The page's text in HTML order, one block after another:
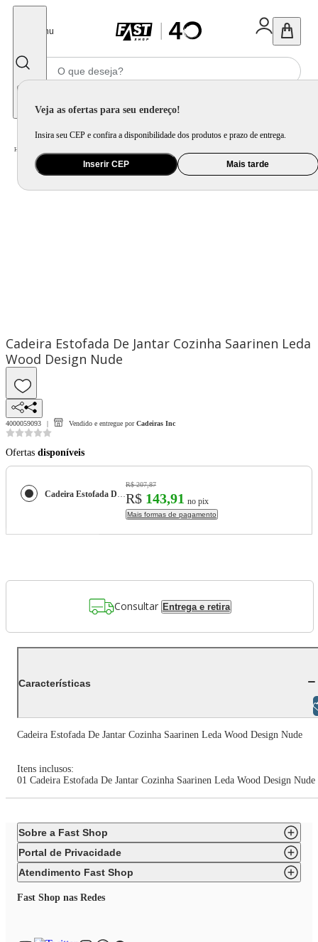
Menu
Veja as ofertas para seu endereço!
Insira seu CEP e confira a disponibilidade dos produtos e prazo de entrega.
Inserir CEP Mais tarde
Home
Cadeira Estofada De Jantar Cozinha Saarinen Leda
Wood Design Nude
4000059093 Vendido e entregue por Cadeiras Inc
Ofertas disponíveis
Cadeira Estofada De Jantar Cozinha Saarinen Leda Wood Design Nude
R$ 207,87
R$ 143,91 no pix
Mais formas de pagamento
Consultar Entrega e retira
Características
Cadeira Estofada De Jantar Cozinha Saarinen Leda Wood Design Nude
Itens inclusos:
01 Cadeira Estofada De Jantar Cozinha Saarinen Leda Wood Design Nude
Sobre a Fast Shop
Portal de Privacidade
Atendimento Fast Shop
Fast Shop nas Redes